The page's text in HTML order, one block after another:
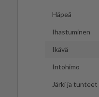
Häpeä
Ihastuminen
Ikävä
Intohimo
Järki ja tunteet